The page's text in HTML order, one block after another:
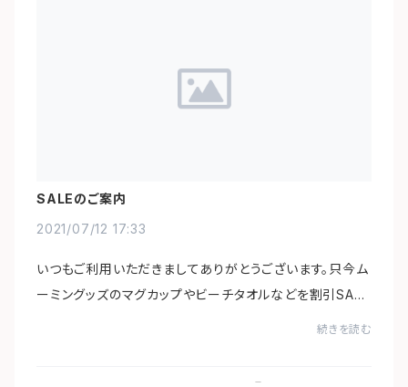
SALEのご案内
2021/07/12 17:33
いつもご利用いただきましてありがとうございます。只今ム
ーミングッズのマグカップやビーチタオルなどを割引SALE
続きを読む